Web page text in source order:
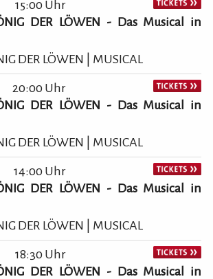
15:00 Uhr
DER LÖWEN - Das Musical in
DER LÖWEN | MUSICAL
20:00 Uhr
DER LÖWEN - Das Musical in
DER LÖWEN | MUSICAL
14:00 Uhr
DER LÖWEN - Das Musical in
DER LÖWEN | MUSICAL
18:30 Uhr
DER LÖWEN - Das Musical in